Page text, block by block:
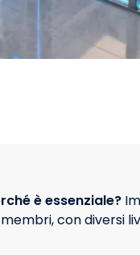
è essenziale?
con diversi